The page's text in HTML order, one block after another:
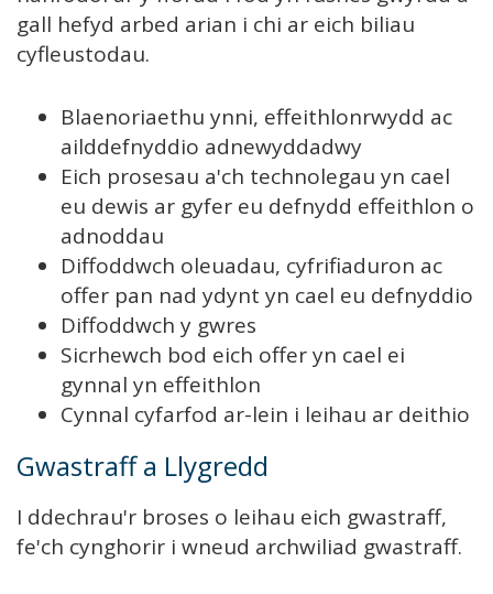
gall hefyd arbed arian i chi ar eich biliau
cyfleustodau.
Blaenoriaethu ynni, effeithlonrwydd ac
ailddefnyddio adnewyddadwy
Eich prosesau a'ch technolegau yn cael
eu dewis ar gyfer eu defnydd effeithlon o
adnoddau
Diffoddwch oleuadau, cyfrifiaduron ac
offer pan nad ydynt yn cael eu defnyddio
Diffoddwch y gwres
Sicrhewch bod eich offer yn cael ei
gynnal yn effeithlon
Cynnal cyfarfod ar-lein i leihau ar deithio
Gwastraff a Llygredd
I ddechrau'r broses o leihau eich gwastraff,
fe'ch cynghorir i wneud archwiliad gwastraff.